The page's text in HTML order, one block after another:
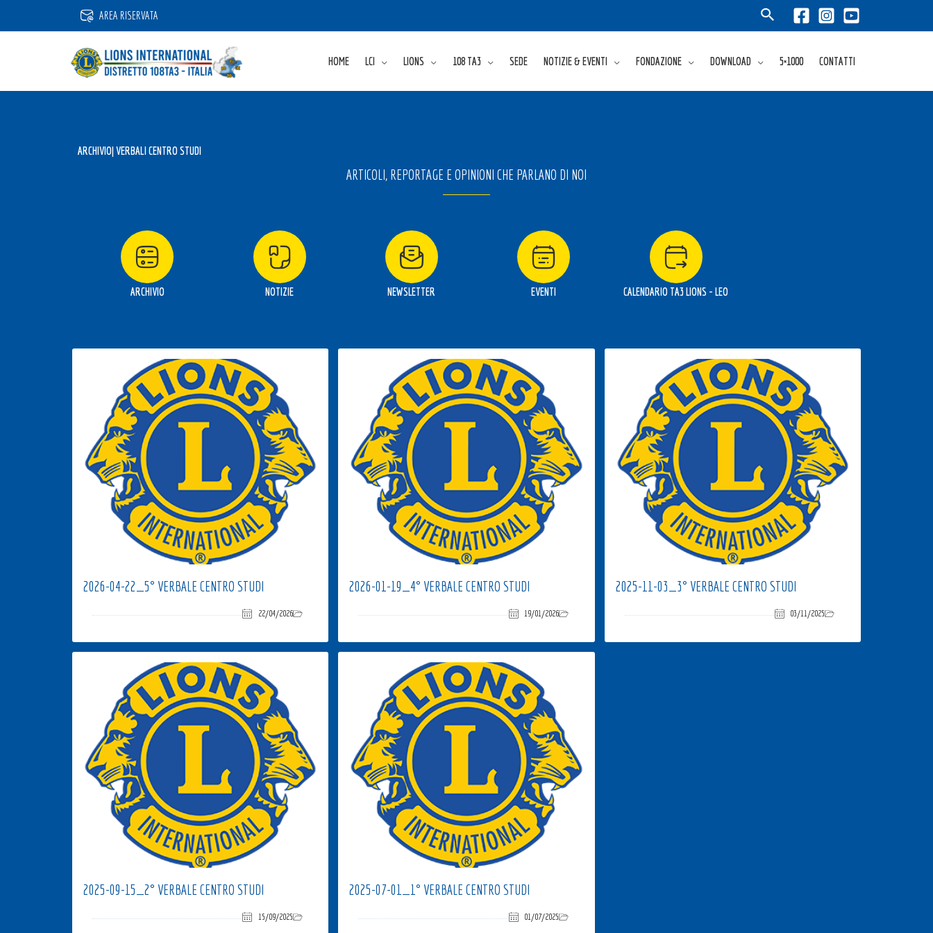
AREA RISERVATA
HOME LCI LIONS 108 TA3 SEDE NOTIZIE & EVENTI FONDAZIONE DOWNLOAD 5×1000 CONTATTI
ARCHIVIO| VERBALI CENTRO STUDI
ARTICOLI, REPORTAGE E OPINIONI CHE PARLANO DI NOI
ARCHIVIO NOTIZIE NEWSLETTER EVENTI CALENDARIO TA3 LIONS - LEO
2026-04-22_5° VERBALE CENTRO STUDI
22/04/2026
2026-01-19_4° VERBALE CENTRO STUDI
19/01/2026
2025-11-03_3° VERBALE CENTRO STUDI
03/11/2025
2025-09-15_2° VERBALE CENTRO STUDI
15/09/2025
2025-07-01_1° VERBALE CENTRO STUDI
01/07/2025